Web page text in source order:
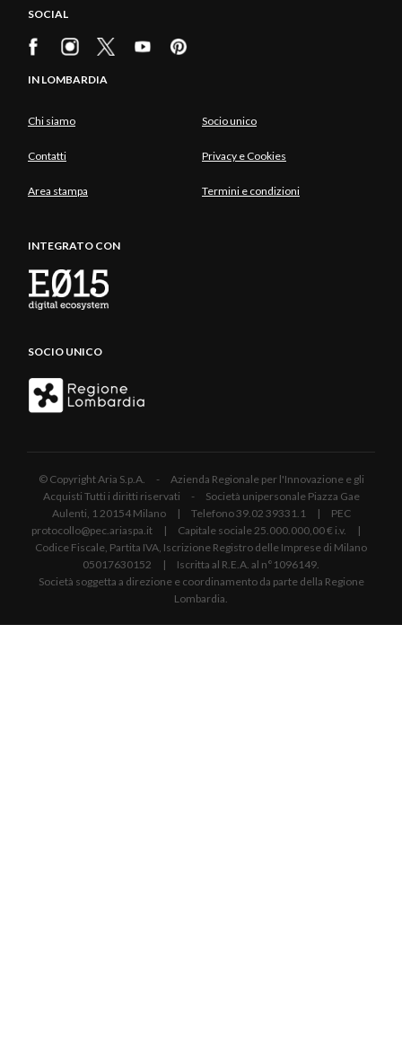
SOCIAL
IN LOMBARDIA
Chi siamo Socio unico
Contatti Privacy e Cookies
Area stampa Termini e condizioni
INTEGRATO CON
SOCIO UNICO
© Copyright Aria S.p.A. - Azienda Regionale per l'Innovazione e gli
Acquisti Tutti i diritti riservati - Società unipersonale Piazza Gae
Aulenti, 1 20154 Milano | Telefono 39.02 39331.1 | PEC
protocollo@pec.ariaspa.it | Capitale sociale 25.000.000,00 € i.v. |
Codice Fiscale, Partita IVA, Iscrizione Registro delle Imprese di Milano
05017630152 | Iscritta al R.E.A. al n°1096149.
Società soggetta a direzione e coordinamento da parte della Regione
Lombardia.